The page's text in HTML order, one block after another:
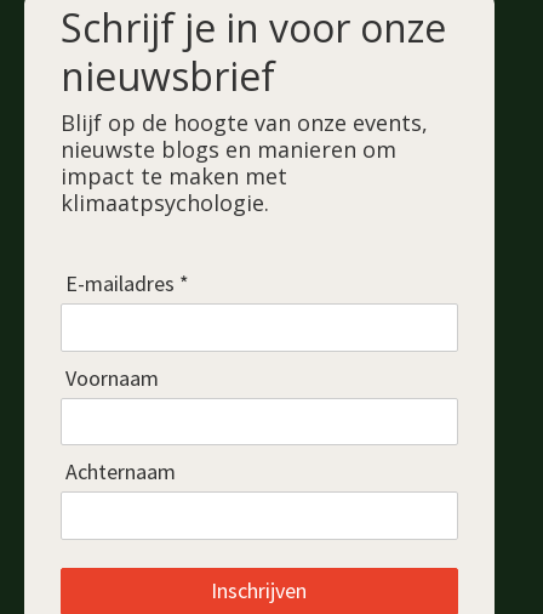
Schrijf je in voor onze
nieuwsbrief
Blijf op de hoogte van onze events,
nieuwste blogs en manieren om
impact te maken met
klimaatpsychologie.
E-mailadres *
Voornaam
Achternaam
Inschrijven